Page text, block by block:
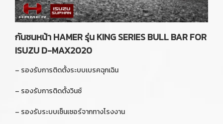
กันชนหน้า HAMER รุ่น KING SERIES BULL BAR FOR
ISUZU D-MAX2020
– รองรับการติดตั้งระบบเบรคฉุกเฉิน
– รองรับการติดตั้งวินซ์
– รองรับระบบเซ็นเซอร์จากทางโรงงาน